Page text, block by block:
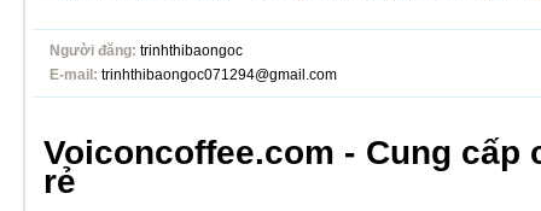
Người đăng: trinhthibaongoc
E-mail: trinhthibaongoc071294@gmail.com
Voiconcoffee.com - Cung cấp
rẻ